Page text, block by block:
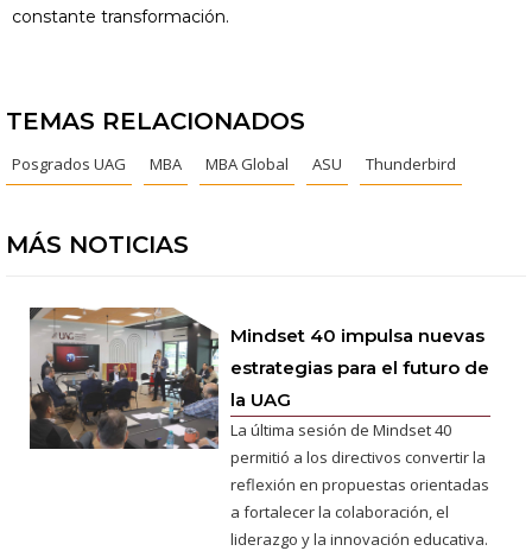
constante transformación.
TEMAS RELACIONADOS
Posgrados UAG MBA MBA Global ASU Thunderbird
MÁS NOTICIAS
Mindset 40 impulsa nuevas
estrategias para el futuro de
la UAG
La última sesión de Mindset 40
permitió a los directivos convertir la
reflexión en propuestas orientadas
a fortalecer la colaboración, el
liderazgo y la innovación educativa.